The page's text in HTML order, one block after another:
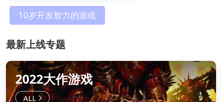
10岁开发智力的游戏
最新上线专题
2022大作游戏